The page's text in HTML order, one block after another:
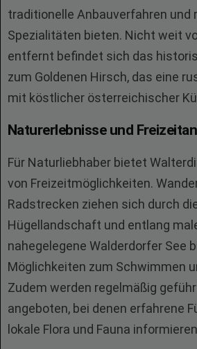
traditionelle Anbauverfahren und
Spezialitäten bieten. Nicht weit
entfernt befindet sich das
zum Goldenen Hirsch, das eine
mit köstlicher österreichischer
Naturerlebnisse und
Für Naturliebhaber bietet
von Freizeitmöglichkeiten.
Radstrecken ziehen sich durch
Hügellandschaft und entlang
nahegelegene Walderdorfer See
Möglichkeiten zum Schwimmen
Zudem werden regelmäßig
angeboten, bei denen erfahrene
lokale Flora und Fauna